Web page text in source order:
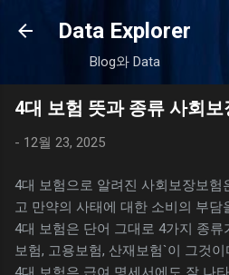
기본 콘텐츠로
Data Explorer
Blog와 Data
4대 보험 뜻과 종류 사회보
- 12월 23, 2025
4대 보험으로 알려진 사회보장보
고 만약의 사태에 대한 소비의 부담
4대 보험은 단어 그대로 4가지 종류
보험, 고용보험, 산재보험`이 그것이